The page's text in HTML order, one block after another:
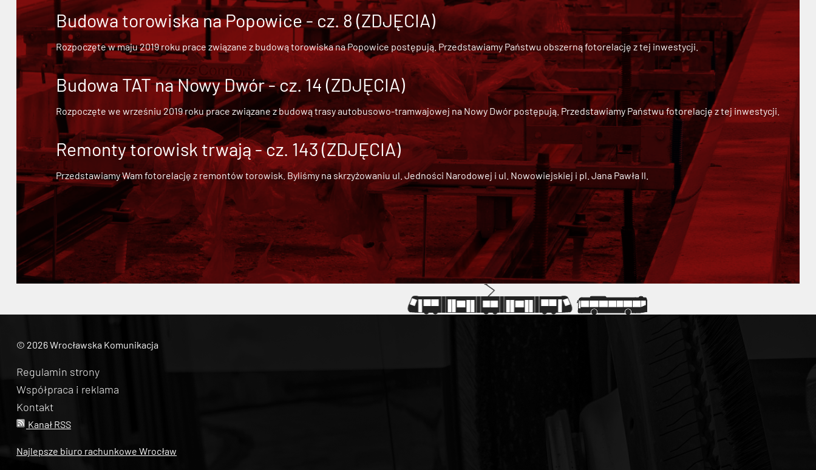
Budowa torowiska na Popowice - cz. 8 (ZDJĘCIA)
Rozpoczęte w maju 2019 roku prace związane z budową torowiska na Popowice postępują. Przedstawiamy Państwu obszerną fotorelację z tej inwestycji.
Budowa TAT na Nowy Dwór - cz. 14 (ZDJĘCIA)
Rozpoczęte we wrześniu 2019 roku prace związane zbudową trasy autobusowo-tramwajowej na Nowy Dwórpostępują. Przedstawiamy Państwu fotorelację z tej inwestycji.
Remonty torowisk trwają - cz. 143 (ZDJĘCIA)
Przedstawiamy Wam fotorelację z remontów torowisk. Byliśmy na skrzyżowaniu ul. Jedności Narodowej i ul. Nowowiejskiej i pl. Jana Pawła II.
© 2026 Wrocławska Komunikacja
Regulamin strony
Współpraca i reklama
Kontakt
Kanał RSS
Najlepsze biuro rachunkowe Wrocław